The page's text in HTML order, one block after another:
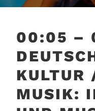
00:05 –
KULTUR
MUSIK: